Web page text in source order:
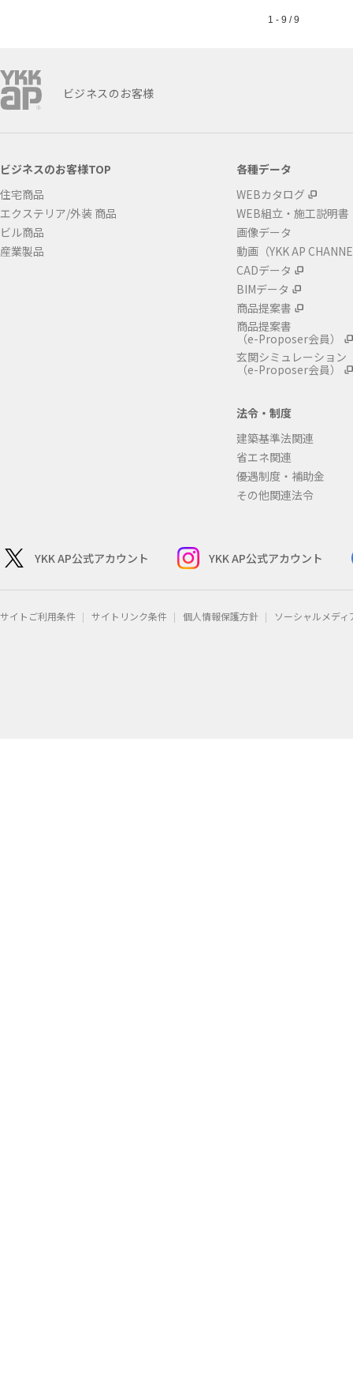
1 - 9 / 9
ビジネスのお客様
ビジネスのお客様TOP
住宅商品
エクステリア/外装 商品
ビル商品
産業製品
各種データ
WEBカタログ
WEB組立・施工説明書
画像データ
動画（YKK AP
CADデータ
BIMデータ
商品提案書
商品提案書
（e-Proposer会員）
玄関シミュレーション
（e-Proposer会員）
法令・制度
建築基準法関連
省エネ関連
優遇制度・補助金
その他関連法令
YKK AP公式アカウント YKK AP公式アカウント
サイトご利用条件 サイトリンク条件 個人情報保護方針 ソーシャルメデ